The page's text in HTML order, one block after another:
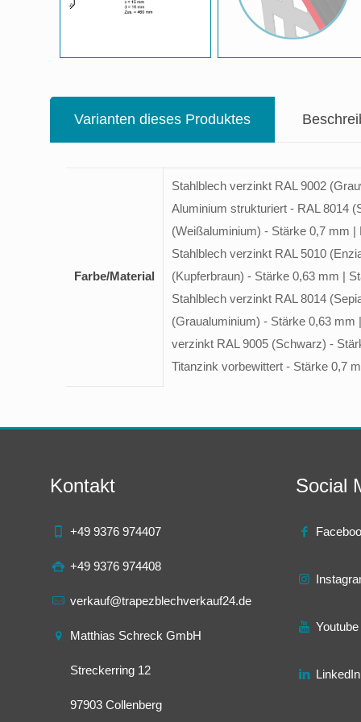
Varianten dieses Produktes
Farbe/Material
Stahlblech verzinkt RAL 9002
Aluminium strukturiert - RAL 8014
(Weißaluminium) - Stärke 0,7 mm
Stahlblech verzinkt RAL 5010
(Kupferbraun) - Stärke 0,63 mm |
Stahlblech verzinkt RAL 8014
(Graualuminium) - Stärke 0,63
verzinkt RAL 9005 (Schwarz) -
Titanzink vorbewittert - Stärke 0,7
Kontakt
+49 9376 974407
+49 9376 974408
verkauf@trapezblechverkauf24.de
Matthias Schreck GmbH
Streckerring 12
97903 Collenberg
Social
Youtube
LinkedIn